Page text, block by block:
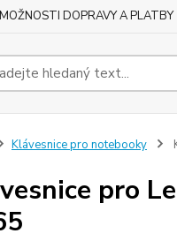
MOŽNOSTI DOPRAVY A PLATBY
Klávesnice pro notebooky
pro